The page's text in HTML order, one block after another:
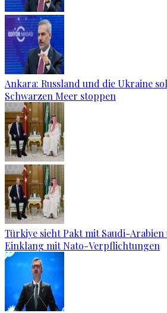
Ankara: Russland und die Ukraine
Schwarzen Meer stoppen
Türkiye sieht Pakt mit Saudi-Arabien
Einklang mit Nato-Verpflichtungen